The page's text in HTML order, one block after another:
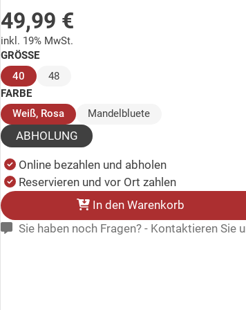
49,99 €
inkl. 19% MwSt.
GRÖSSE
40 (ausgewählt)
48
FARBE
Weiß, Rosa(ausgewählt)
Mandelbluete
ABHOLUNG
Online bezahlen und abholen
Reservieren und vor Ort zahlen
In den Warenkorb
Sie haben noch Fragen? - Kontaktieren Sie